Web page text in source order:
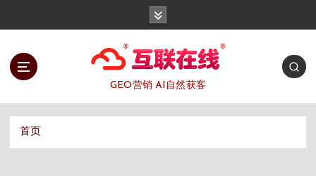
GEO营销 AI自然获客
首页